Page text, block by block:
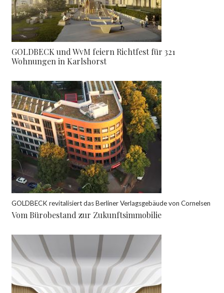
GOLDBECK und WvM feiern Richtfest für 321
Wohnungen in Karlshorst
GOLDBECK revitalisiert das Berliner Verlagsgebäude von Cornelsen
Vom Bürobestand zur Zukunftsimmobilie